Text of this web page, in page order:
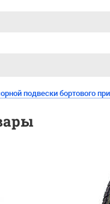
подвески бортового